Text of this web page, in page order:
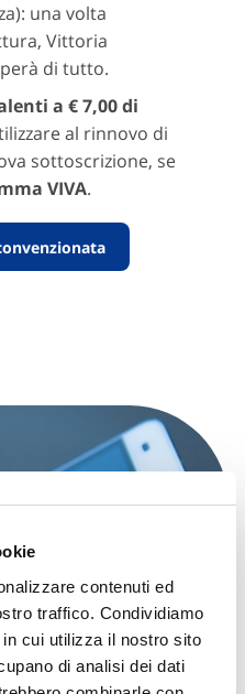
contenuti ed
traffico. Condividiamo
cui utilizza il nostro sito
di analisi dei dati
una volta
Vittoria
di tutto.
a € 7,00 di
al rinnovo di
sottoscrizione, se
VIVA.